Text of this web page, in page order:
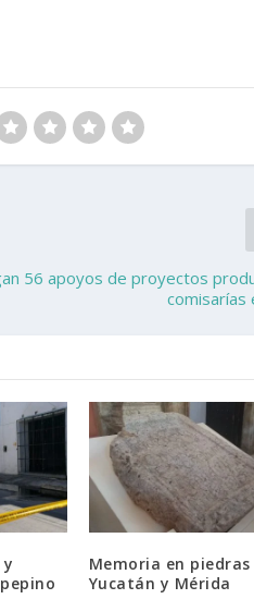
56 apoyos de proyectos
comisarías
Memoria en
Yucatán y Mérida